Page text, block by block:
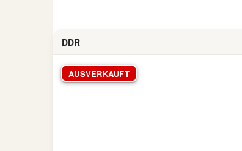
DDR
AUSVERKAUFT